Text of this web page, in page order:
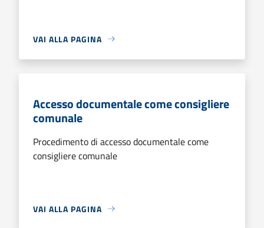
VAI ALLA PAGINA
Accesso documentale come consigliere
comunale
Procedimento di accesso documentale come
consigliere comunale
VAI ALLA PAGINA